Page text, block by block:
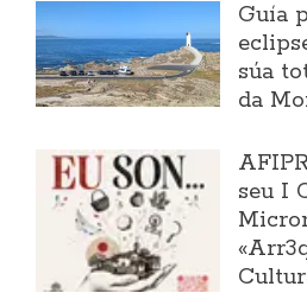
Guía
súa
da
seu I